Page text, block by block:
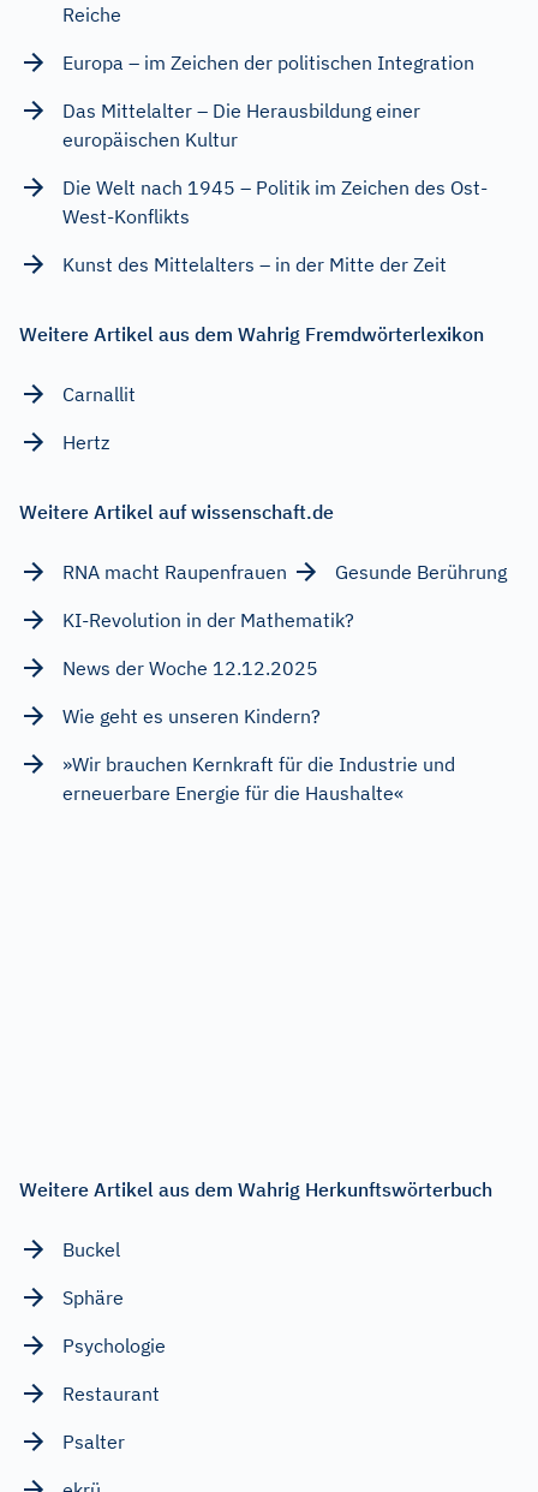
Reiche
Europa – im Zeichen der politischen Integration
Das Mittelalter – Die Herausbildung einer
europäischen Kultur
Die Welt nach 1945 – Politik im Zeichen des Ost-
West-Konflikts
Kunst des Mittelalters – in der Mitte der Zeit
Weitere Artikel aus dem Wahrig Fremdwörterlexikon
Carnallit
Hertz
Weitere Artikel auf wissenschaft.de
RNA macht Raupenfrauen
Gesunde Berührung
KI-Revolution in der Mathematik?
News der Woche 12.12.2025
Wie geht es unseren Kindern?
»Wir brauchen Kernkraft für die Industrie und
erneuerbare Energie für die Haushalte«
Weitere Artikel aus dem Wahrig Herkunftswörterbuch
Buckel
Sphäre
Psychologie
Restaurant
Psalter